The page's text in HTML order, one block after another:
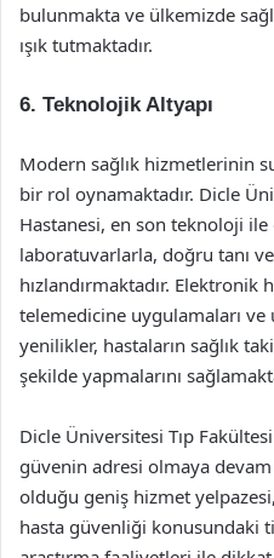
bulunmakta ve ülkemizde
ışık tutmaktadır.
6. Teknolojik Altyapı
Modern sağlık hizmetlerinin
bir rol oynamaktadır. Dicle
Hastanesi, en son teknoloji ile
laboratuvarlarla, doğru tanı
hızlandırmaktadır. Elektronik
telemedicine uygulamaları
yenilikler, hastaların sağlık
şekilde yapmalarını
Dicle Üniversitesi Tıp
güvenin adresi olmaya
olduğu geniş hizmet
hasta güvenliği konusundaki